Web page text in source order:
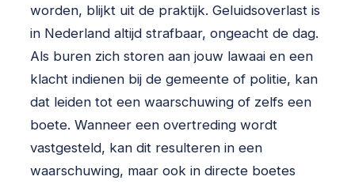
worden, blijkt uit de praktijk. Geluidsoverlast is
in Nederland altijd strafbaar, ongeacht de dag.
Als buren zich storen aan jouw lawaai en een
klacht indienen bij de gemeente of politie, kan
dat leiden tot een waarschuwing of zelfs een
boete. Wanneer een overtreding wordt
vastgesteld, kan dit resulteren in een
waarschuwing, maar ook in directe boetes